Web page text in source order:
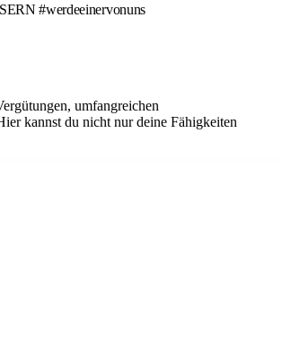
#werdeeinervonuns
umfangreichen
kannst du nicht nur deine Fähigkeiten